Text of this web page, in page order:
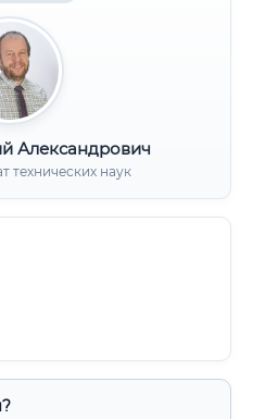
Александрович
технических наук